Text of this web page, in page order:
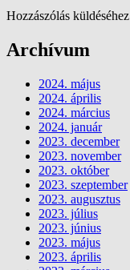
Hozzászólás küldéséhez
Archívum
2024. május
2024. április
2024. március
2024. január
2023. december
2023. november
2023. október
2023. szeptember
2023. augusztus
2023. július
2023. június
2023. május
2023. április